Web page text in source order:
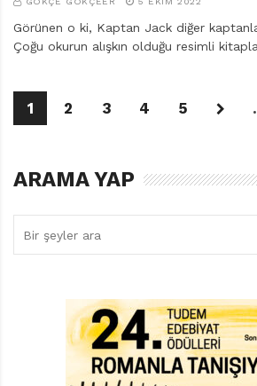
Görünen o ki, Kaptan Jack diğer
Çoğu okurun alışkın olduğu resimli
1 2 3 4 5
ARAMA YAP